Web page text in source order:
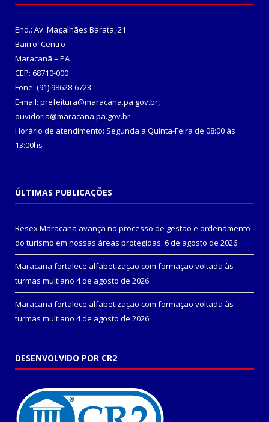
End.: Av. Magalhães Barata, 21
Bairro: Centro
Maracanã – PA
CEP: 68710-000
Fone: (91) 98628-6723
E-mail: prefeitura@maracana.pa.gov.br,
ouvidoria@maracana.pa.gov.br
Horário de atendimento: Segunda a Quinta-Feira de 08:00 às
13:00hs
ÚLTIMAS PUBLICAÇÕES
Resex Maracanã avança no processo de gestão e ordenamento
do turismo em nossas áreas protegidas. 6 de agosto de 2026
Maracanã fortalece alfabetização com formação voltada às
turmas multiano 4 de agosto de 2026
Maracanã fortalece alfabetização com formação voltada às
turmas multiano 4 de agosto de 2026
DESENVOLVIDO POR CR2